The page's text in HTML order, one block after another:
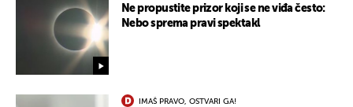
Ne propustite prizor koji se ne viđa često:
Nebo sprema pravi spektakl
IMAŠ PRAVO, OSTVARI GA!